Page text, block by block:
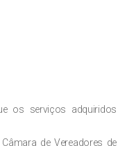
os serviços adquiridos
de Vereadores de